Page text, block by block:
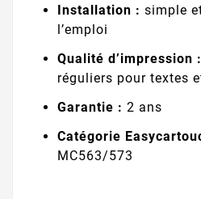
Installation : simple
l’emploi
Qualité d’impression :
réguliers pour textes
Garantie : 2 ans
Catégorie
MC563/573